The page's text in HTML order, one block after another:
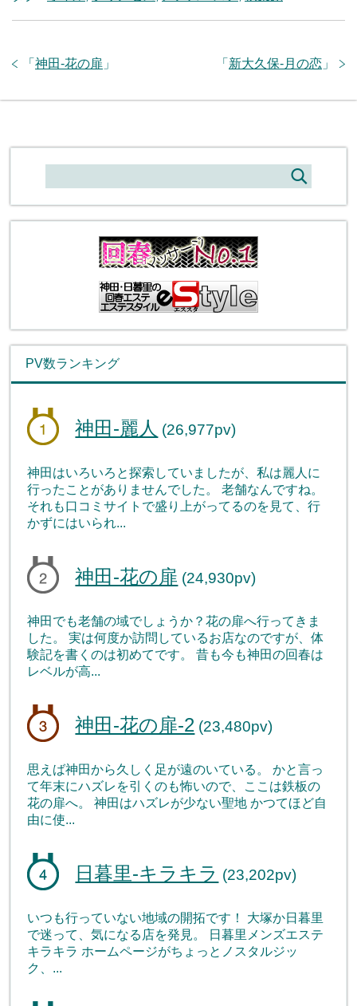
「 新大久保-月の恋 」
「 神田-花の扉 」
PV数ランキング
神田-麗人 (26,977pv)
神田はいろいろと探索していましたが、私は麗人に
行ったことがありませんでした。 老舗なんですね。
それも口コミサイトで盛り上がってるのを見て、行
かずにはいられ...
神田-花の扉 (24,930pv)
神田でも老舗の域でしょうか？花の扉へ行ってきま
した。 実は何度か訪問しているお店なのですが、体
験記を書くのは初めてです。 昔も今も神田の回春は
レベルが高...
神田-花の扉-2 (23,480pv)
思えば神田から久しく足が遠のいている。 かと言っ
て年末にハズレを引くのも怖いので、ここは鉄板の
花の扉へ。 神田はハズレが少ない聖地 かつてほど自
由に使...
日暮里-キラキラ (23,202pv)
いつも行っていない地域の開拓です！ 大塚か日暮里
で迷って、気になる店を発見。 日暮里メンズエステ
キラキラ ホームページがちょっとノスタルジッ
ク、...